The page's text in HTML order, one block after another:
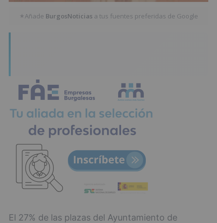
★Añade BurgosNoticias a tus fuentes preferidas de Google
El 27% de las plazas del Ayuntamiento de